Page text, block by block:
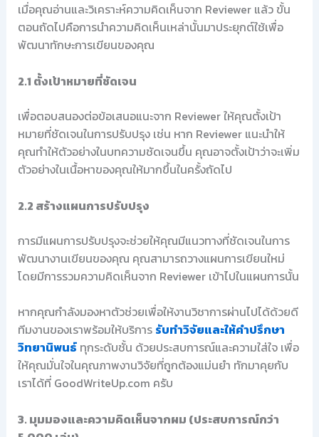
เมื่อคุณอ่านและวิเคราะห์ความคิดเห็นจาก Reviewer แล้ว ขั้น
ตอนถัดไปคือการนำความคิดเห็นเหล่านั้นมาประยุกต์ใช้เพื่อ
พัฒนาทักษะการเขียนของคุณ
2.1 ตั้งเป้าหมายที่ชัดเจน
เพื่อตอบสนองต่อข้อเสนอแนะจาก Reviewer ให้คุณตั้งเป้า
หมายที่ชัดเจนในการปรับปรุง เช่น หาก Reviewer แนะนำให้
คุณทำให้ตัวอย่างในบทความชัดเจนขึ้น คุณอาจตั้งเป้าว่าจะเพิ่ม
ตัวอย่างในเนื้อหาของคุณให้มากขึ้นในครั้งถัดไป
2.2 สร้างแผนการปรับปรุง
การมีแผนการปรับปรุงจะช่วยให้คุณมีแนวทางที่ชัดเจนในการ
พัฒนางานเขียนของคุณ คุณสามารถวางแผนการเขียนใหม่
โดยมีการรวมความคิดเห็นจาก Reviewer เข้าไปในแผนการนั้น
หากคุณกำลังมองหาตัวช่วยเพื่อให้งานวิชาการผ่านไปได้ด้วยดี
ทีมงานของเราพร้อมให้บริการ รับทำวิจัยและให้คำปรึกษา
วิทยานิพนธ์ทุกระดับชั้น ด้วยประสบการณ์และความใส่ใจ เพื่อ
ให้คุณมั่นใจในคุณภาพงานวิจัยที่ถูกต้องแม่นยำ ทักมาคุยกับ
เราได้ที่ GoodWriteUp.com ครับ
3. มุมมองและความคิดเห็นจากผม (ประสบการณ์กว่า